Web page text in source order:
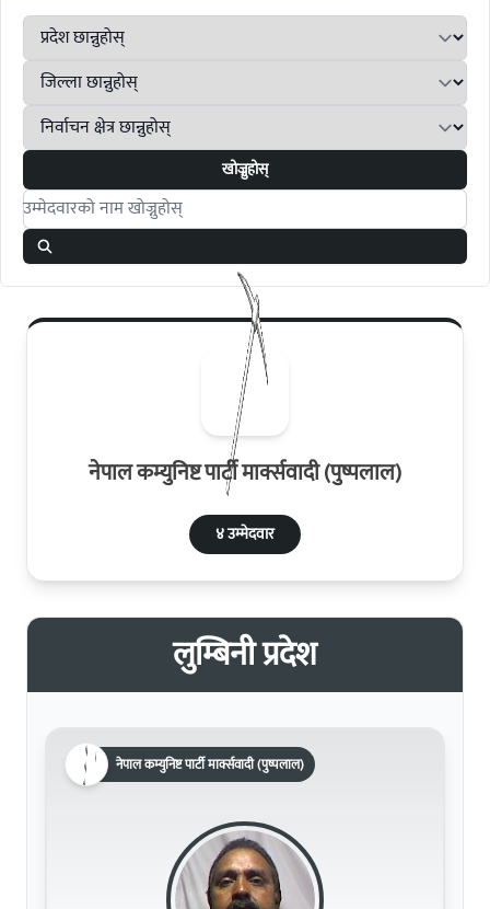
खोज्नुहोस्
Search candidates
नेपाल कम्युनिष्ट पार्टी मार्क्सवादी (पुष्पलाल)
४ उम्मेदवार
लुम्बिनी प्रदेश
नेपाल कम्युनिष्ट पार्टी मार्क्सवादी (पुष्पलाल)